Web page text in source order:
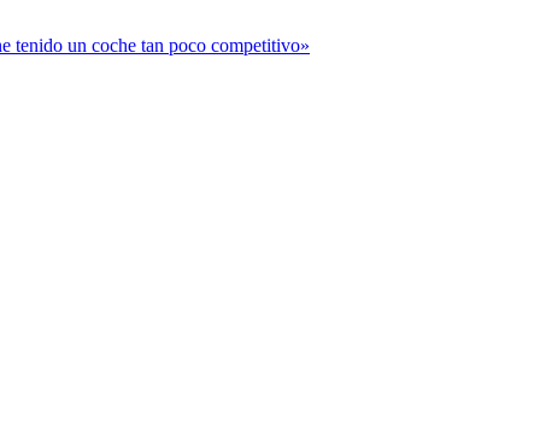
tenido un coche tan poco competitivo»